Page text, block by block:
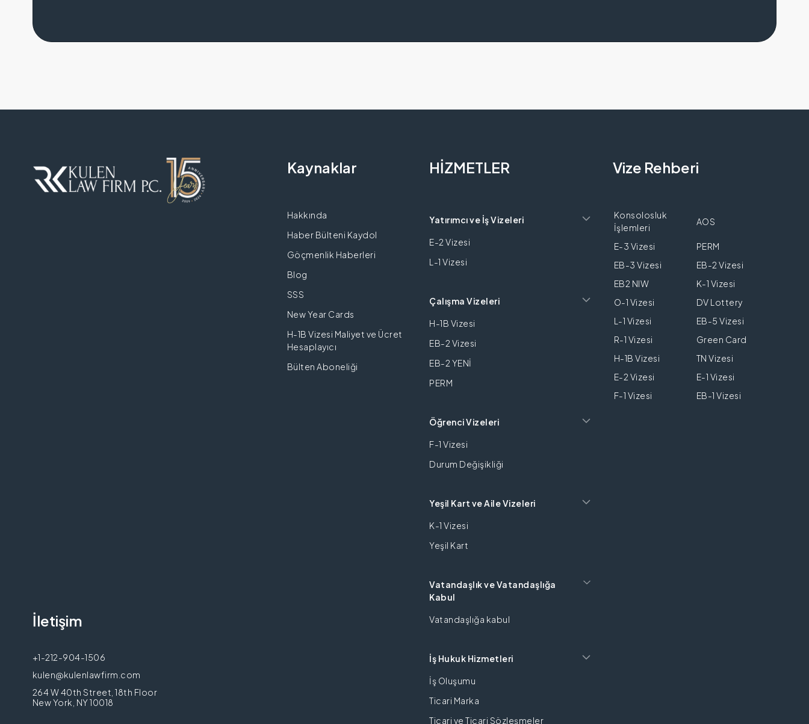
İletişim
+1-212-904-1506
kulen@kulenlawfirm.com
264 W 40th Street, 18th Floor
New York, NY 10018
Kaynaklar
Hakkında
Haber Bülteni Kaydol
Göçmenlik Haberleri
Blog
SSS
New Year Cards
H-1B Vizesi Maliyet ve Ücret
Hesaplayıcı
Bülten Aboneliği
HİZMETLER
Yatırımcı ve İş Vizeleri
E-2 Vizesi
L-1 Vizesi
Çalışma Vizeleri
H-1B Vizesi
EB-2 Vizesi
EB-2 YENİ
PERM
Öğrenci Vizeleri
F-1 Vizesi
Durum Değişikliği
Yeşil Kart ve Aile Vizeleri
K-1 Vizesi
Yeşil Kart
Vatandaşlık ve Vatandaşlığa
Kabul
Vatandaşlığa kabul
İş Hukuk Hizmetleri
İş Oluşumu
Ticari Marka
Ticari ve Ticari Sözleşmeler
Vize Rehberi
Konsolosluk
İşlemleri
AOS
E-3 Vizesi
PERM
EB-3 Vizesi
EB-2 Vizesi
EB2 NIW
K-1 Vizesi
O-1 Vizesi
DV Lottery
L-1 Vizesi
EB-5 Vizesi
R-1 Vizesi
Green Card
H-1B Vizesi
TN Vizesi
E-2 Vizesi
E-1 Vizesi
F-1 Vizesi
EB-1 Vizesi